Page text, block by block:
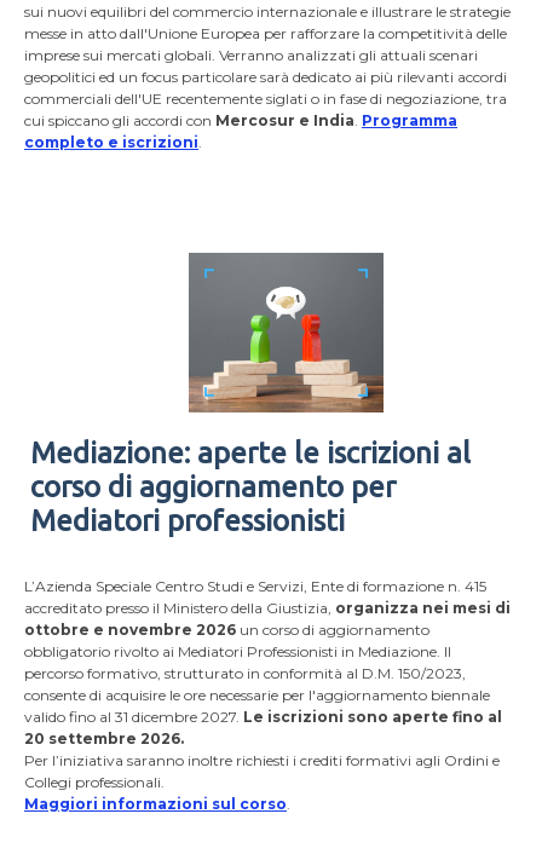
sui nuovi equilibri del commercio internazionale e illustrare le strategie
messe in atto dall'Unione Europea per rafforzare la competitività delle
imprese sui mercati globali. Verranno analizzati gli attuali scenari
geopolitici ed un focus particolare sarà dedicato ai più rilevanti accordi
commerciali dell'UE recentemente siglati o in fase di negoziazione, tra
cui spiccano gli accordi con Mercosur e India. Programma
completo e iscrizioni.
Mediazione: aperte le iscrizioni al
corso di aggiornamento per
Mediatori professionisti
L’Azienda Speciale Centro Studi e Servizi, Ente di formazione n. 415
accreditato presso il Ministero della Giustizia, organizza nei mesi di
ottobre e novembre 2026 un corso di aggiornamento
obbligatorio rivolto ai Mediatori Professionisti in Mediazione. Il
percorso formativo, strutturato in conformità al D.M. 150/2023,
consente di acquisire le ore necessarie per l'aggiornamento biennale
valido fino al 31 dicembre 2027. Le iscrizioni sono aperte fino al
20 settembre 2026.
Per l’iniziativa saranno inoltre richiesti i crediti formativi agli Ordini e
Collegi professionali.
Maggiori informazioni sul corso.